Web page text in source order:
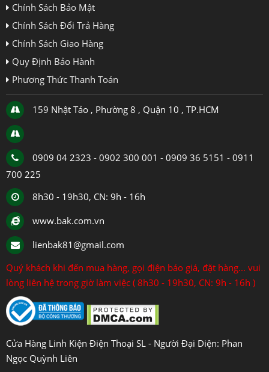
Chính Sách Bảo Mật
Chính Sách Đổi Trả Hàng
Chính Sách Giao Hàng
Quy Định Bảo Hành
Phương Thức Thanh Toán
159 Nhật Tảo , Phường 8 , Quận 10 , TP.HCM
0909 04 2323 - 0902 300 001 - 0909 36 5151 - 0911
700 225
8h30 - 19h30, CN: 9h - 16h
www.bak.com.vn
lienbak81@gmail.com
Quý khách khi đến mua hàng, gọi điện báo giá, đặt hàng... vui
lòng liên hệ trong giờ làm việc ( 8h30 - 19h30, CN: 9h - 16h )
Cửa Hàng Linh Kiện Điện Thoại SL - Người Đại Diện: Phan
Ngọc Quỳnh Liên